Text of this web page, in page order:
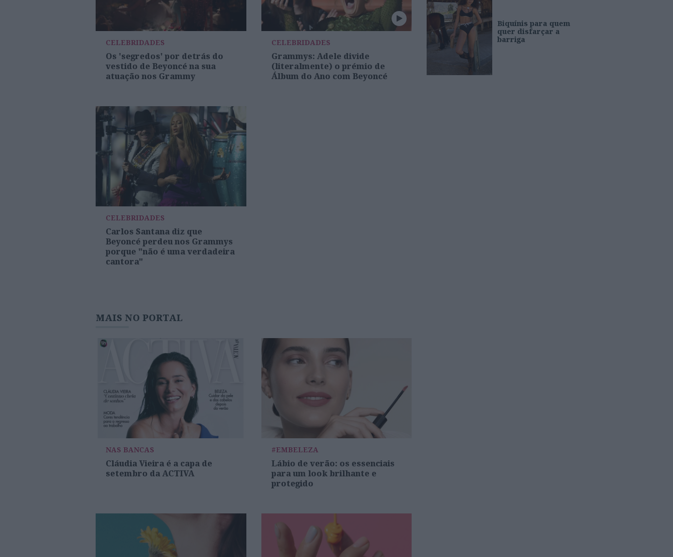
CELEBRIDADES
Os 'segredos' por detrás do
vestido de Beyoncé na sua
atuação nos Grammy
CELEBRIDADES
Grammys: Adele divide
(literalmente) o prémio de
Álbum do Ano com Beyoncé
CELEBRIDADES
Carlos Santana diz que
Beyoncé perdeu nos Grammys
porque "não é uma verdadeira
cantora"
MAIS NO PORTAL
NAS BANCAS
Cláudia Vieira é a capa de
setembro da ACTIVA
#EMBELEZA
Lábio de verão: os essenciais
para um look brilhante e
protegido
Biquínis para quem
quer disfarçar a
barriga